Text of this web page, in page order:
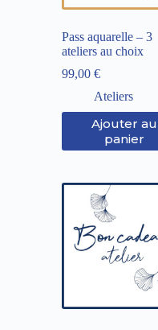
Pass aquarelle – 3
ateliers au choix
99,00 €
Ateliers
Ajouter au
panier